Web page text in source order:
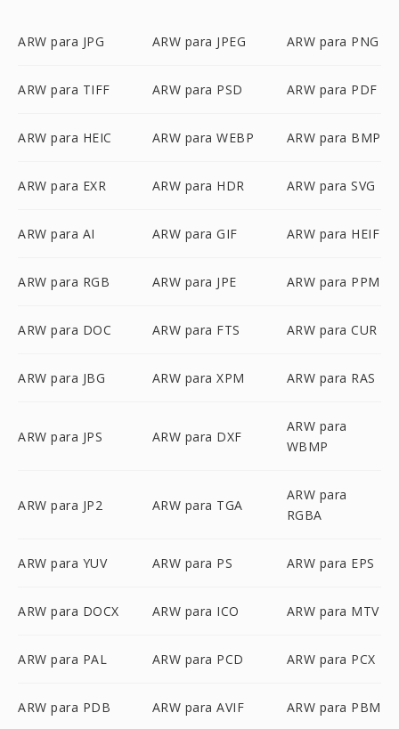
ARW para JPG ARW para JPEG ARW para PNG
ARW para TIFF ARW para PSD ARW para PDF
ARW para HEIC ARW para WEBP ARW para BMP
ARW para EXR ARW para HDR ARW para SVG
ARW para AI ARW para GIF ARW para HEIF
ARW para RGB ARW para JPE ARW para PPM
ARW para DOC ARW para FTS ARW para CUR
ARW para JBG ARW para XPM ARW para RAS
ARW para JPS ARW para DXF
ARW para
WBMP
ARW para JP2 ARW para TGA
ARW para
RGBA
ARW para YUV ARW para PS ARW para EPS
ARW para DOCX ARW para ICO ARW para MTV
ARW para PAL ARW para PCD ARW para PCX
ARW para PDB ARW para AVIF ARW para PBM